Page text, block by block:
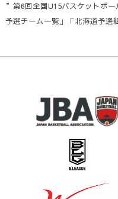
”第6回全国U15バスケットボ
予選チーム一覧」「北海道予選